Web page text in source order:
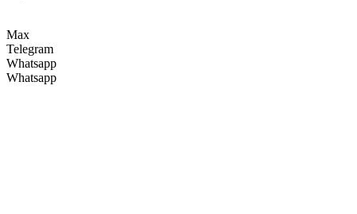
Max
Telegram
Whatsapp
Whatsapp